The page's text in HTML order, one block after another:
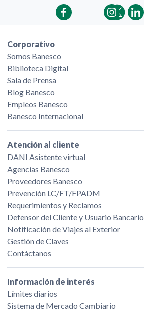
Corporativo
Somos Banesco
Biblioteca Digital
Sala de Prensa
Blog Banesco
Empleos Banesco
Banesco Internacional
Atención al cliente
DANI Asistente virtual
Agencias Banesco
Proveedores Banesco
Prevención LC/FT/FPADM
Requerimientos y Reclamos
Defensor del Cliente y Usuario Bancario
Notificación de Viajes al Exterior
Gestión de Claves
Contáctanos
Información de interés
Límites diarios
Sistema de Mercado Cambiario